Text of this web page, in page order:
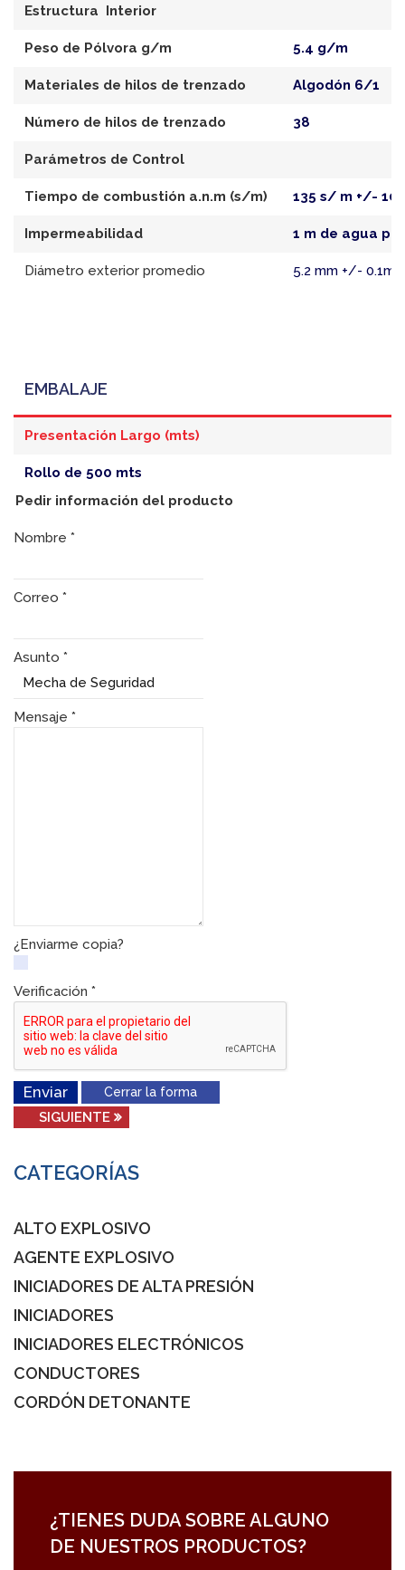
Estructura Interior
Peso de Pólvora g/m 5.4 g/m
Materiales de hilos de trenzado Algodón 6/1
Número de hilos de trenzado 38
Parámetros de Control
Tiempo de combustión a.n.m (s/m) 135 s/ m +/-
Impermeabilidad 1 m de agua
Diámetro exterior promedio 5.2 mm +/-
EMBALAJE
Presentación Largo (mts)
Rollo de 500 mts
Pedir información del producto
Nombre *
Correo *
Asunto *
Mensaje *
¿Enviarme copia?
Verificación *
Enviar Cerrar la forma
CATEGORÍAS
ALTO EXPLOSIVO
AGENTE EXPLOSIVO
INICIADORES DE ALTA PRESIÓN
INICIADORES
INICIADORES ELECTRÓNICOS
CONDUCTORES
CORDÓN DETONANTE
¿TIENES DUDA SOBRE ALGUNO
DE NUESTROS PRODUCTOS?